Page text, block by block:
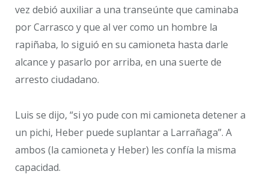
vez debió auxiliar a una transeúnte que caminaba
por Carrasco y que al ver como un hombre la
rapiñaba, lo siguió en su camioneta hasta darle
alcance y pasarlo por arriba, en una suerte de
arresto ciudadano.
Luis se dijo, “si yo pude con mi camioneta detener a
un pichi, Heber puede suplantar a Larrañaga”. A
ambos (la camioneta y Heber) les confía la misma
capacidad.